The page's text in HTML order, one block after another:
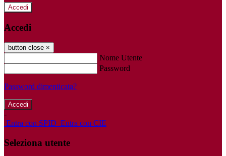
Accedi
Accedi
button close ×
Nome Utente
Password
Password dimenticata?
-
Entra con SPID Entra con CIE
Seleziona utente